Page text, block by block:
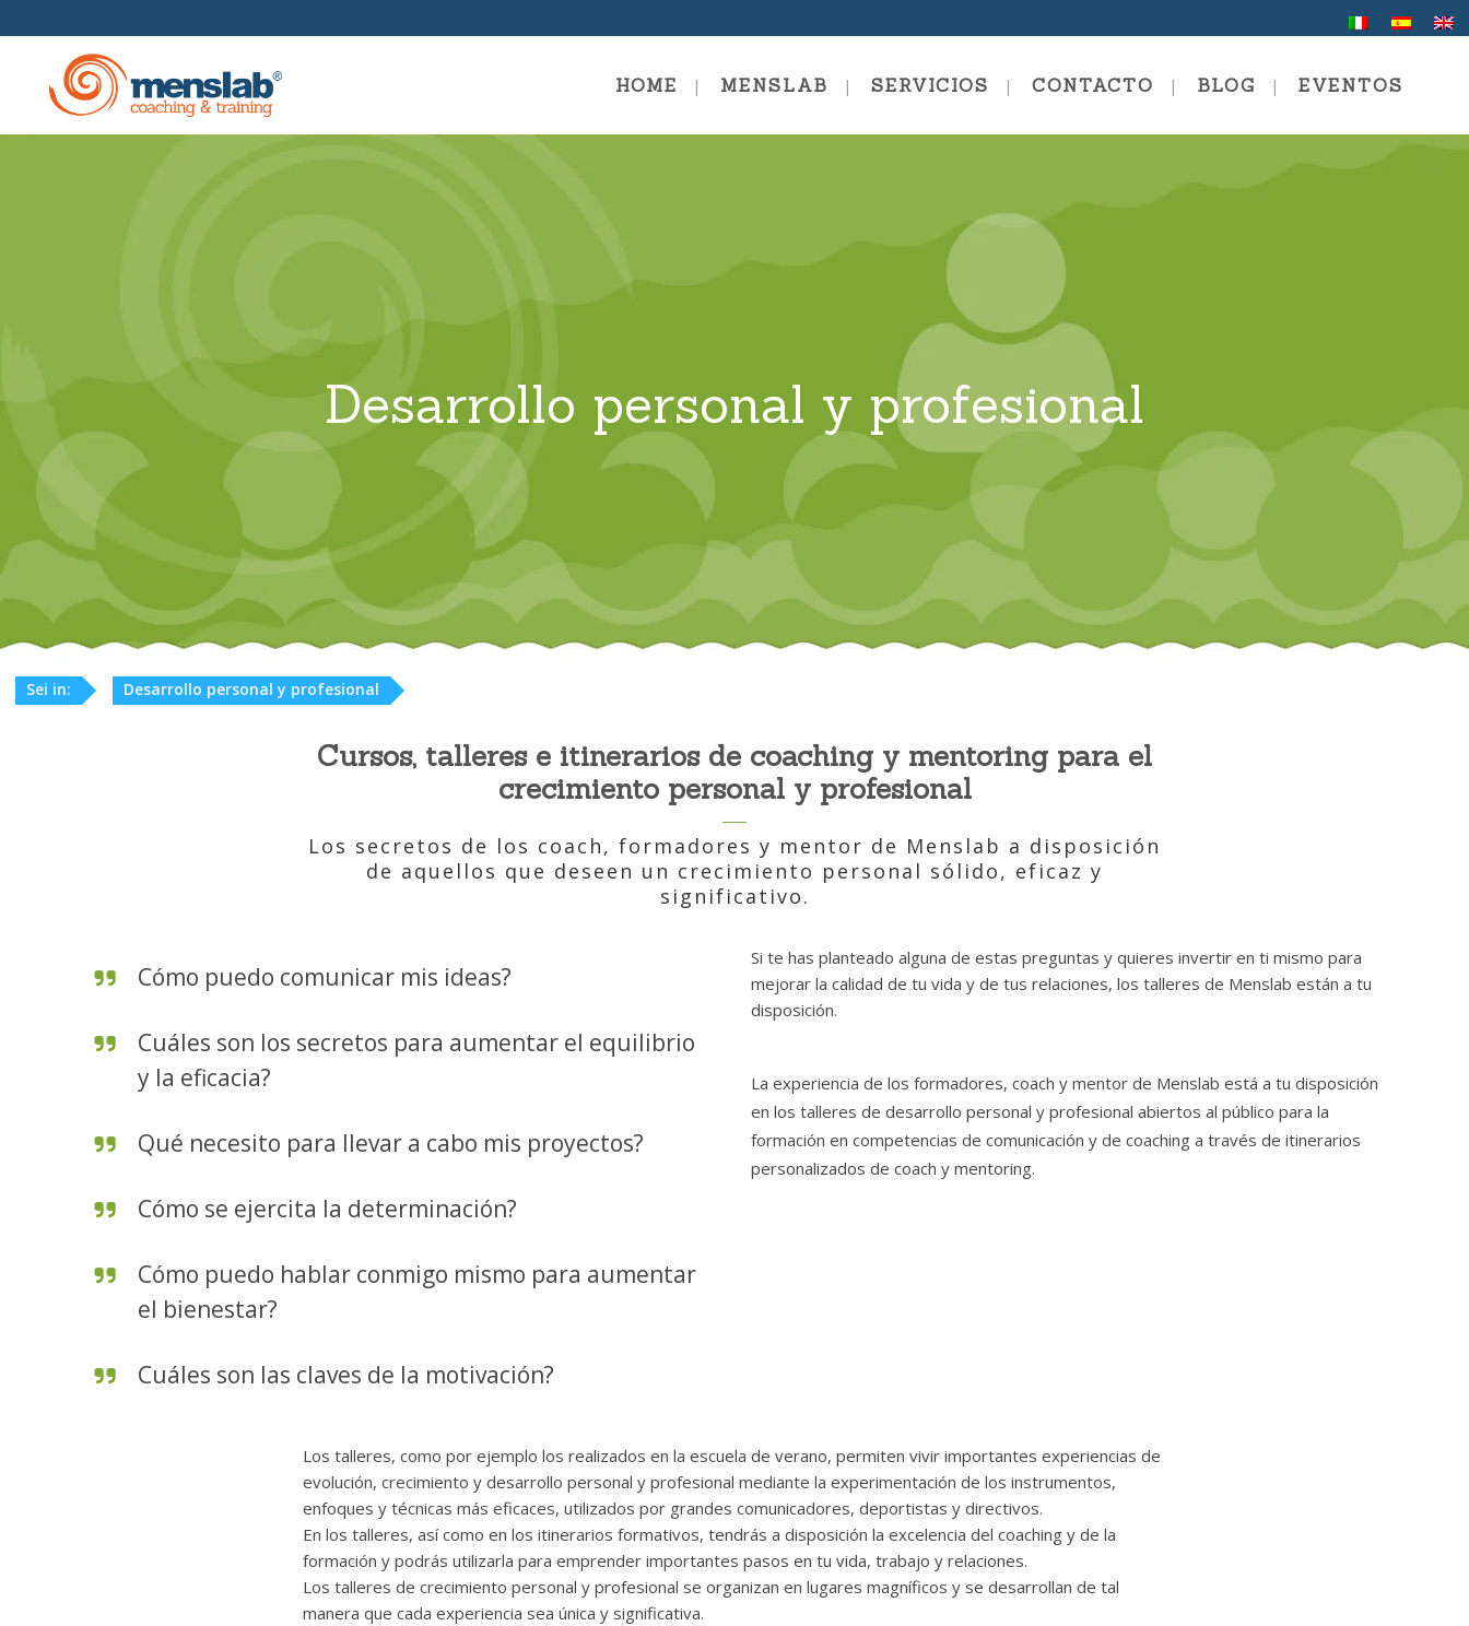
HOME MENSLAB SERVICIOS
Escuela De Coaching – Coach
Escuela De Verano
Formación En Comunicación Y
Coaching
Coaching Personal Y Profesional
CONTACTO BLOG EVENTOS
Desarrollo personal y profesional
Sei in: Desarrollo personal y profesional
Cursos, talleres e itinerarios de coaching y mentoring para el
crecimiento personal y profesional
Los secretos de los coach, formadores y mentor de Menslab a disposición
de aquellos que deseen un crecimiento personal sólido, eficaz y
significativo.
Cómo puedo comunicar mis ideas?
Cuáles son los secretos para aumentar el equilibrio
y la eficacia?
Qué necesito para llevar a cabo mis proyectos?
Cómo se ejercita la determinación?
Cómo puedo hablar conmigo mismo para aumentar
el bienestar?
Cuáles son las claves de la motivación?
Si te has planteado alguna de estas preguntas y quieres invertir en ti mismo para
mejorar la calidad de tu vida y de tus relaciones, los talleres de Menslab están a tu
disposición.
La experiencia de los formadores, coach y mentor de Menslab está a tu disposición
en los talleres de desarrollo personal y profesional abiertos al público para la
formación en competencias de comunicación y de coaching a través de itinerarios
personalizados de coach y mentoring.
Los talleres, como por ejemplo los realizados en la escuela de verano, permiten vivir importantes experiencias de
evolución, crecimiento y desarrollo personal y profesional mediante la experimentación de los instrumentos,
enfoques y técnicas más eficaces, utilizados por grandes comunicadores, deportistas y directivos.
En los talleres, así como en los itinerarios formativos, tendrás a disposición la excelencia del coaching y de la
formación y podrás utilizarla para emprender importantes pasos en tu vida, trabajo y relaciones.
Los talleres de crecimiento personal y profesional se organizan en lugares magníficos y se desarrollan de tal
manera que cada experiencia sea única y significativa.